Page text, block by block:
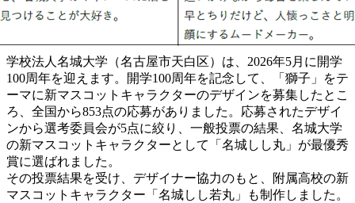
学校法人名城大学（名古屋市天白区）は、2026年5月に開学
100周年を迎えます。開学100周年を記念して、「獅子」をテ
ーマに新マスコットキャラクターのデザインを募集したとこ
ろ、全国から853点の応募がありました。応募されたデザイ
ンから選考委員会が5点に絞り、一般投票の結果、名城大学
の新マスコットキャラクターとして「名城しし丸」が最優秀
賞に選ばれました。
その投票結果を受け、デザイナー協力のもと、附属高校の新
マスコットキャラクター「名城しし若丸」も制作しました。